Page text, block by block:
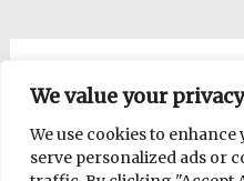
We value your privacy
We use cookies to
serve personalized ads or
Los Mopsdame,
Suche
nach: